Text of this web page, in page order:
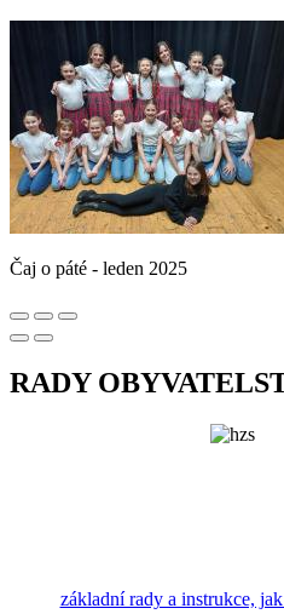
Čaj o páté - leden 2025
RADY
základní rady a instrukce,